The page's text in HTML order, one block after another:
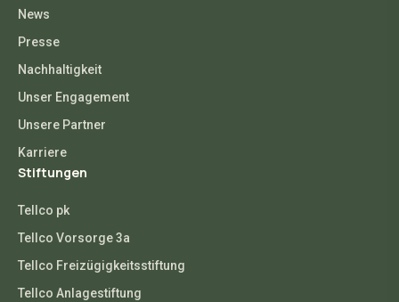
News
Presse
Nachhaltigkeit
Unser Engagement
Unsere Partner
Karriere
Stiftungen
Tellco pk
Tellco Vorsorge 3a
Tellco Freizügigkeitsstiftung
Tellco Anlagestiftung